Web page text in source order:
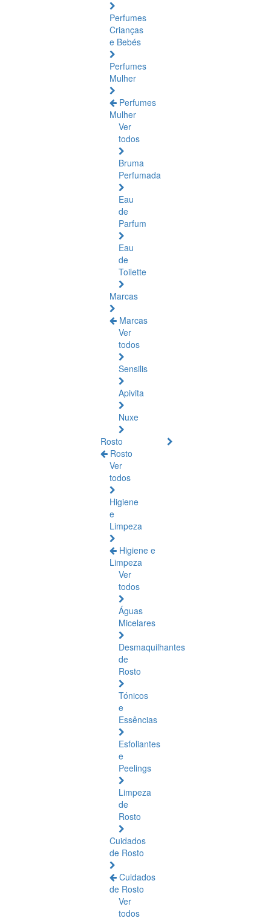
Perfumes
Crianças
e Bebés
Perfumes
Mulher
Perfumes
Mulher
Ver
todos
Bruma
Perfumada
Eau
de
Parfum
Eau
de
Toilette
Marcas
Marcas
Ver
todos
Sensilis
Apivita
Nuxe
Rosto
Rosto
Ver
todos
Higiene
e
Limpeza
Higiene e
Limpeza
Ver
todos
Águas
Micelares
Desmaquilhantes
de
Rosto
Tónicos
e
Essências
Esfoliantes
e
Peelings
Limpeza
de
Rosto
Cuidados
de Rosto
Cuidados
de Rosto
Ver
todos